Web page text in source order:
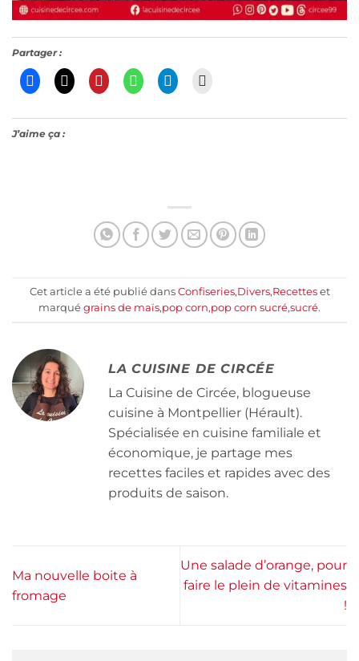
Partager :
J’aime ça :
Cet article a été publié dans Confiseries,Divers,Recetteset
marqué grains de maïs,pop corn,pop corn sucré,sucré.
LA CUISINE DE CIRCÉE
La Cuisine de Circée, blogueuse
cuisine à Montpellier (Hérault).
Spécialisée en cuisine familiale et
économique, je partage mes
recettes faciles et rapides avec des
produits de saison.
Ma nouvelle boite à
fromage
Une salade d’orange, pour
faire le plein de vitamines
!